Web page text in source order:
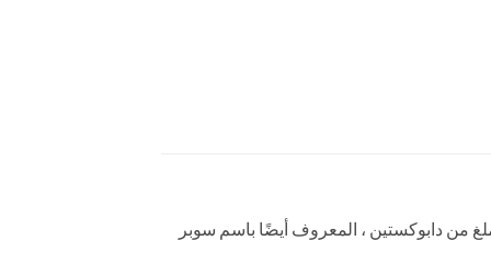
فياجرا له تأثيرات مزدوجة ، وهو تأثير مزدوج طويل الأمد.المكونات هي 100 ملغ من سيلدينافيل بالإضافة إلى 60 ملغ من دابوكستين ، المعروف أيضًا باسم سوبر